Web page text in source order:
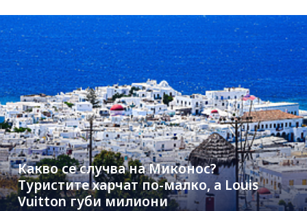
Какво се случва на Миконос?
Туристите харчат по-малко, а Louis
Vuitton губи милиони